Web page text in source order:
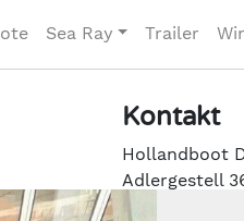
Sea Ray Trailer
Kontakt
Hollandboot
Adlergestell
12489 Berlin